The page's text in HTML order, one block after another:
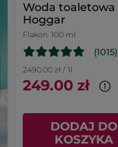
Woda toaletowa
Hoggar
Flakon 100 ml
(1015)
2490.00 zł / 1l
249.00 zł
DODAJ DO
KOSZYKA